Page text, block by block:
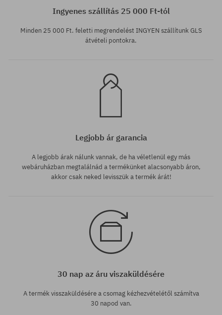
Ingyenes szállítás 25 000 Ft-tól
Minden 25 000 Ft. feletti megrendelést INGYEN szállítunk GLS
átvételi pontokra.
Legjobb ár garancia
A legjobb árak nálunk vannak, de ha véletlenül egy más
webáruházban megtalálnád a termékünket alacsonyabb áron,
akkor csak neked levisszük a termék árát!
30 nap az áru viszaküldésére
A termék visszaküldésére a csomag kézhezvételétől számítva
30 napod van.